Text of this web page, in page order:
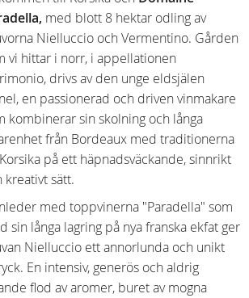
med blott 8 hektar odling av
Nielluccio och Vermentino. Gården
vi hittar i norr, i appellationen
drivs av den unge eldsjälen
en passionerad och driven vinmakare
kombinerar sin skolning och långa
från Bordeaux med traditionerna
på ett häpnadsväckande, sinnrikt
kreativt sätt.
med toppvinerna "Paradella" som
sin långa lagring på nya franska ekfat ger
Nielluccio ett annorlunda och unikt
En intensiv, generös och aldrig
flod av aromer, buret av mogna